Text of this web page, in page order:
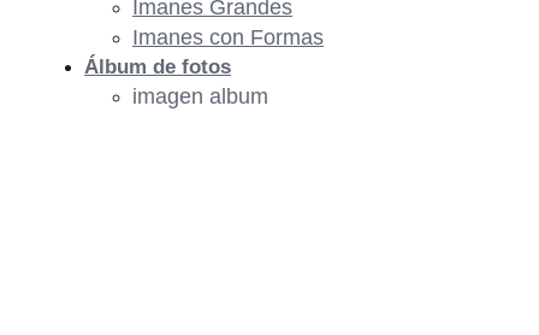
Imanes Grandes
Imanes con Formas
Álbum de fotos
imagen album